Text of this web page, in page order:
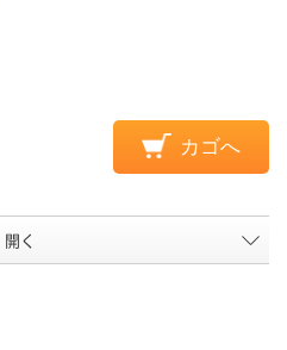
カゴへ
開く